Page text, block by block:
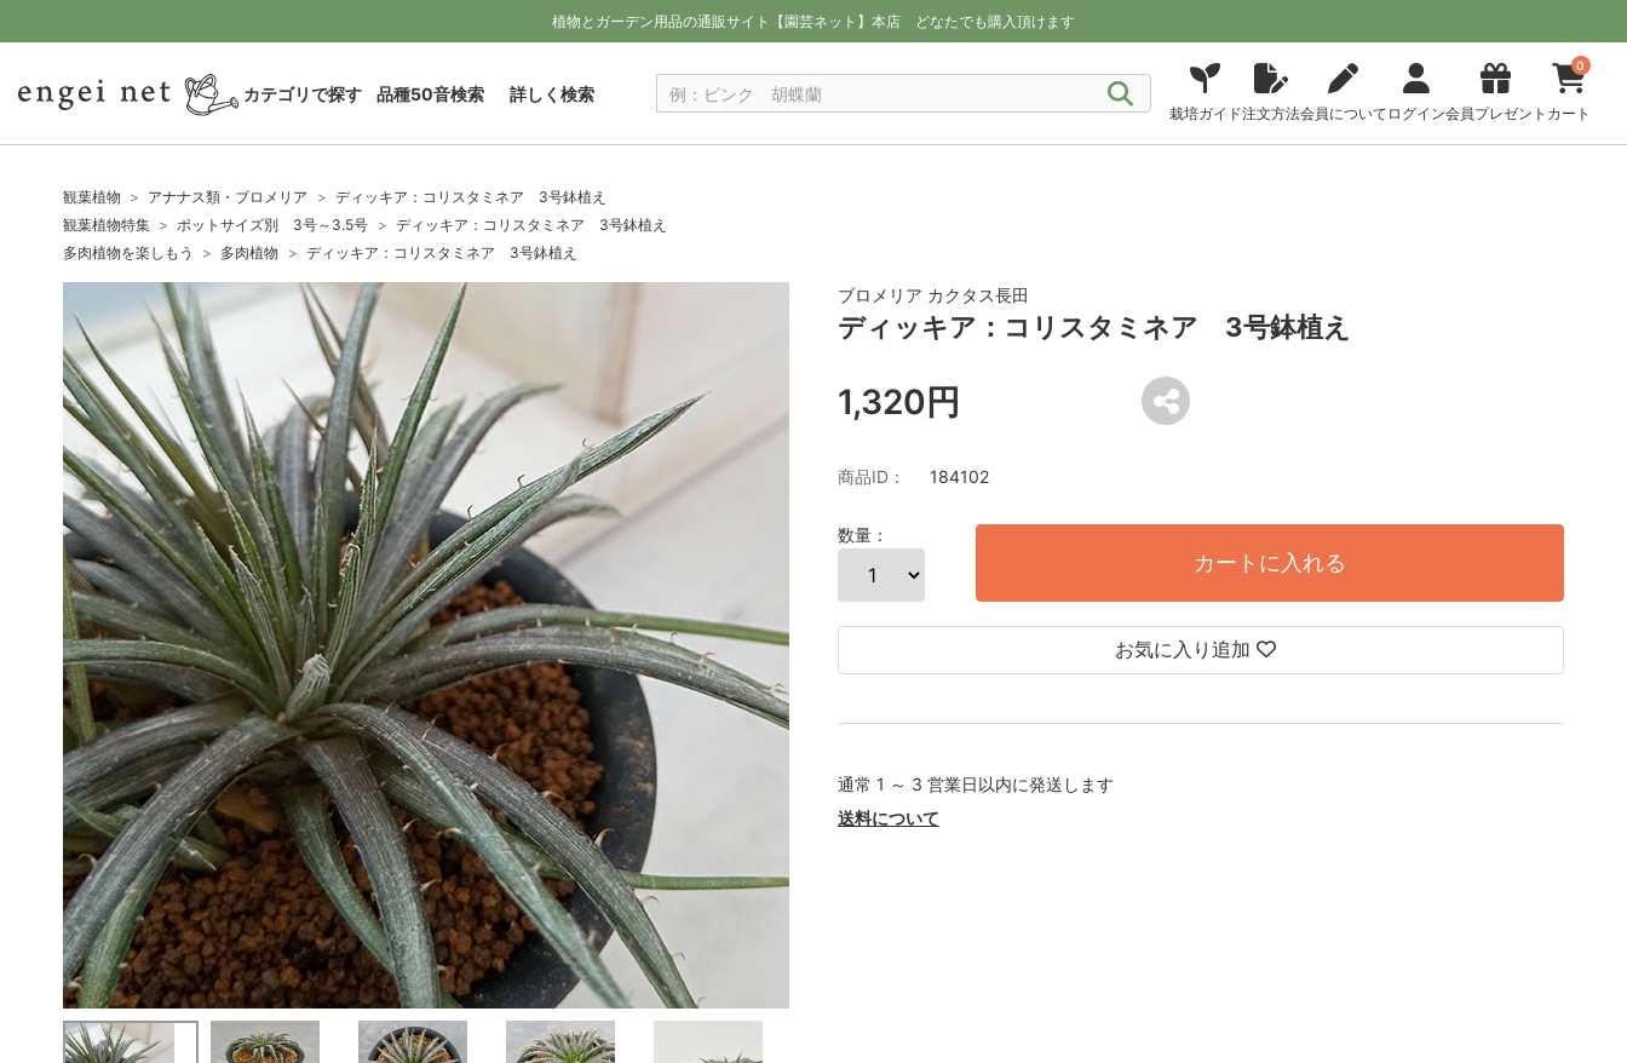
植物とガーデン用品の通販サイト【園芸ネット】本店 どなたでも購入頂けます
カテゴリで探す 品種50音検索 詳しく検索
栽培ガイド注文方法会員について ログイン会員プレゼント
0
カート
観葉植物 アナナス類・ブロメリア
ディッキア：コリスタミネア 3号鉢植え
観葉植物特集
ポットサイズ別 3号～3.5号
ディッキア：コリスタミネア 3号鉢植え
多肉植物を楽しもう
多肉植物 ディッキア：コリスタミネア 3号鉢植え
ブロメリア カクタス長田
ディッキア：コリスタミネア 3号鉢植え
1,320円
商品ID： 184102
数量：
カートに入れる
お気に入り追加
通常 1 ～ 3 営業日以内に発送します
送料について